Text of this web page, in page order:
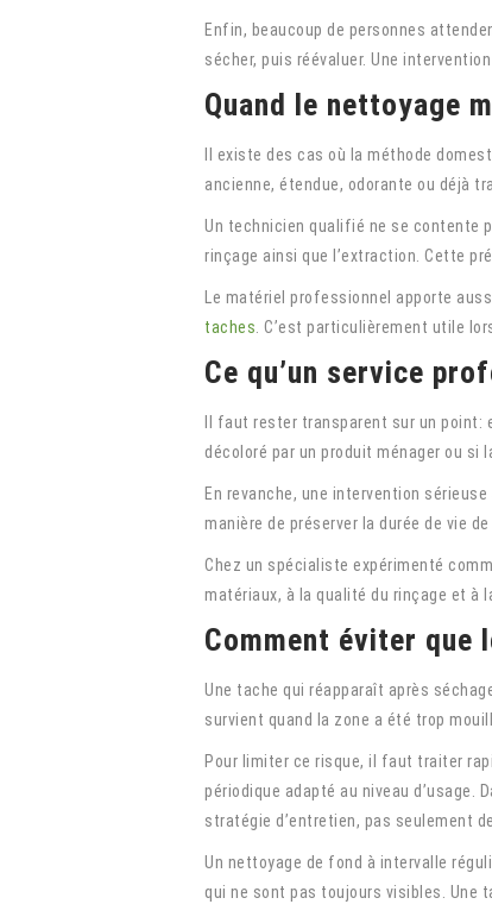
Enfin, beaucoup de personnes
sécher, puis réévaluer. Une
Quand le nettoyage
Il existe des cas où la méthode
ancienne, étendue, odorante ou déjà
Un technicien qualifié ne se contente
rinçage ainsi que l’extraction. Cette
Le matériel professionnel apporte
taches. C’est particulièrement utile
Ce qu’un service
Il faut rester transparent sur un
décoloré par un produit ménager ou
En revanche, une intervention
manière de préserver la durée de vie
Chez un spécialiste expérimenté
matériaux, à la qualité du rinçage et
Comment éviter que
Une tache qui réapparaît après
survient quand la zone a été trop
Pour limiter ce risque, il faut traiter
périodique adapté au niveau d’usage.
stratégie d’entretien, pas seulement
Un nettoyage de fond à intervalle
qui ne sont pas toujours visibles. Une